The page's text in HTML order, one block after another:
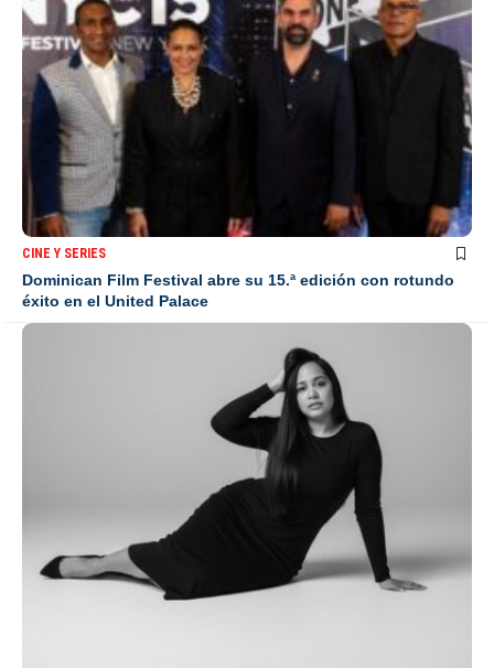
CINE Y SERIES
Dominican Film Festival abre su 15.ª edición con rotundo
éxito en el United Palace